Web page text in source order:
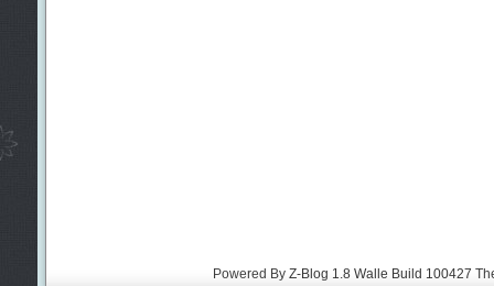
Powered By Z-Blog 1.8 Walle Build 100427